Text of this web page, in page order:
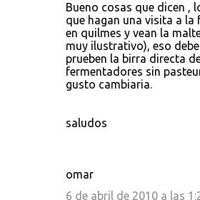
Bueno cosas que dicen ,
que hagan una visita a la
en quilmes y vean la
muy ilustrativo), eso
prueben la birra directa
fermentadores sin
gusto cambiaria.
saludos
omar
6 de abril de 2010 a las